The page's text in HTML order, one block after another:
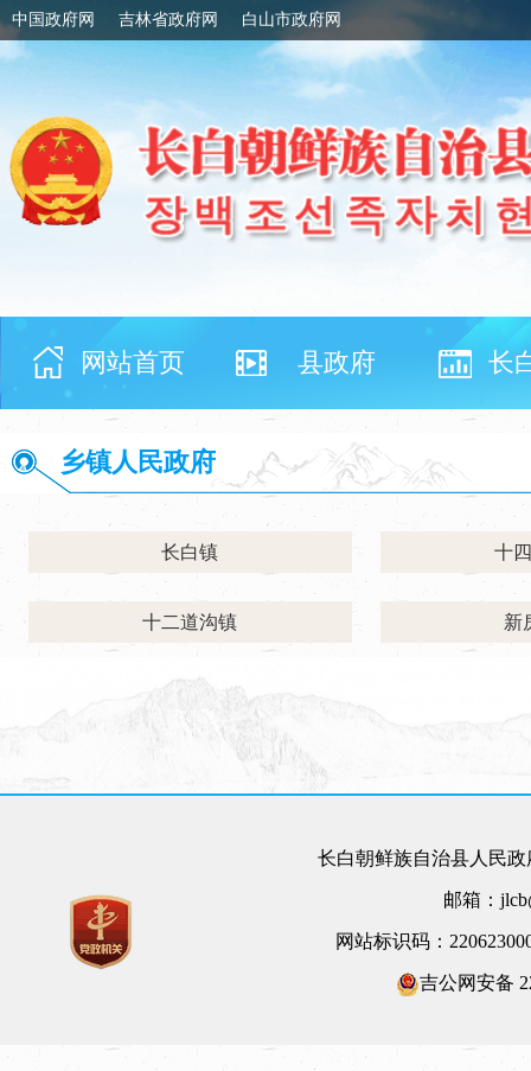
中国政府网 吉林省政府网 白山市政府网
网站首页 县政府 长
乡镇人民政府
长白镇 十
十二道沟镇 新
长白朝鲜族自治县人民
邮箱：
网站标识码：
吉公网安备